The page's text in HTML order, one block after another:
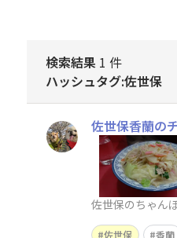
検索結果 1 件
ハッシュタグ:佐世保
佐世保香蘭の
佐世保のちゃん
佐世保 香蘭